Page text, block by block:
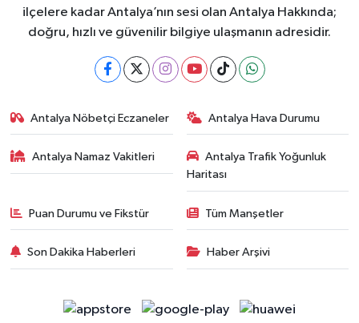
ilçelere kadar Antalya’nın sesi olan Antalya Hakkında;
doğru, hızlı ve güvenilir bilgiye ulaşmanın adresidir.
Antalya Nöbetçi Eczaneler Antalya Hava Durumu
Antalya Namaz Vakitleri
Antalya Trafik Yoğunluk
Haritası
Puan Durumu ve Fikstür Tüm Manşetler
Son Dakika Haberleri Haber Arşivi